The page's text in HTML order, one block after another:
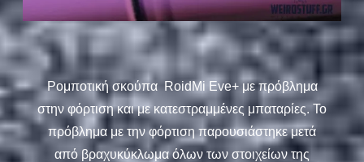
Ρομποτική σκούπα RoidMi Eve+ με πρόβλημα
στην φόρτιση και με κατεστραμμένες μπαταρίες. Το
πρόβλημα με την φόρτιση παρουσιάστηκε μετά
από βραχυκύκλωμα όλων των στοιχείων της